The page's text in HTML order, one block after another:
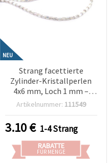
NEU
Strang facettierte
Zylinder-Kristallperlen
4x6 mm, Loch 1 mm –
transparentes Weiß AB-
(Aqua Borealis
Beschichtung), ca. 80 Stk.,
Mix/assortiert
Artikelnummer: 111549
3.10€ 1-4 Strang
RABATTE
FÜR MENGE